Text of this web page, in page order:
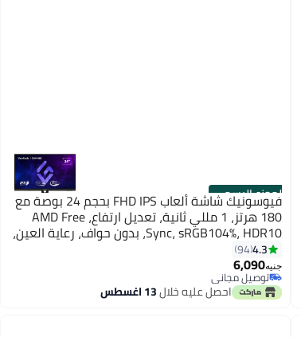
الموزع الرسمي فيوسونيك شاشة ألعاب FHD IPS بحجم 24 بوصة مع
180 هرتز، 1 مللي ثانية، تعديل ارتفاع، AMD Free
Sync، sRGB104%، HDR10، بدون حواف، رعاية العين،
تركيب على الحائط، وضع الألعاب، HDMI، DP، VGA،
XG2409
4.3
94
جنيه6,090
توصيل مجاني
توصيل مجانياحصل عليه خلال13 اغسطس